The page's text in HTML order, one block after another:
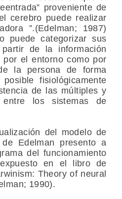
proveniente de
cerebro puede realizar
”.(Edelman; 1987)
puede categorizar sus
de la información
por el entorno como por
la persona de forma
fisiológicamente
de las múltiples y
entre los sistemas de
del modelo de
Edelman presento a
del funcionamiento
en el libro de
Theory of neural
1990).